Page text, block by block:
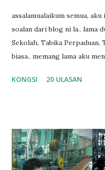
assalamualaikum semua,
soalan dari blog ni la.. lama
Sekolah, Tabika Perpaduan,
biasa.. memang lama aku
ko.. masa tu aku baru je ada
tanya sapa-sapa pun masa
jugak masa alahai teruknya
terasa jugak semakin teruk
KONGSI 20 ULASAN